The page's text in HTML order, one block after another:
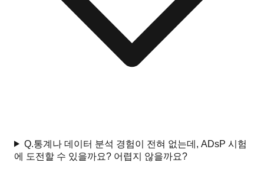
Q.통계나 데이터 분석 경험이 전혀 없는데, ADsP 시험
에 도전할 수 있을까요? 어렵지 않을까요?